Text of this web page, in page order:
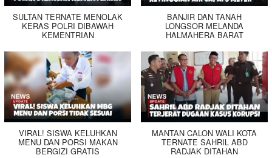
SULTAN TERNATE MENOLAK
KERAS POLRI DIBAWAH
KEMENTRIAN
BANJIR DAN TANAH
LONGSOR MELANDA
HALMAHERA BARAT
VIRAL! SISWA KELUHKAN
MENU DAN PORSI MAKAN
BERGIZI GRATIS
MANTAN CALON WALI KOTA
TERNATE SAHRIL ABD
RADJAK DITAHAN